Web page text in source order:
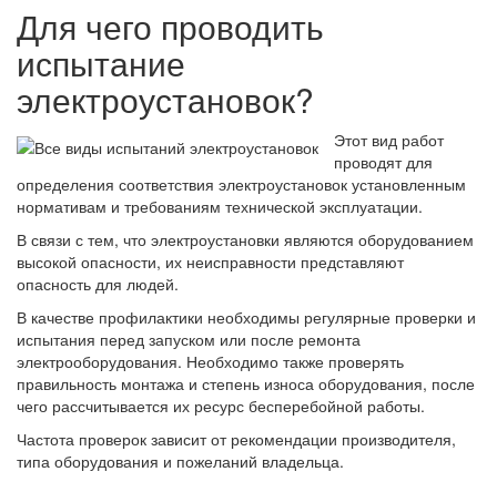
Для чего проводить
испытание
электроустановок?
Этот вид работ
проводят для
определения соответствия электроустановок установленным
нормативам и требованиям технической эксплуатации.
В связи с тем, что электроустановки являются оборудованием
высокой опасности, их неисправности представляют
опасность для людей.
В качестве профилактики необходимы регулярные проверки и
испытания перед запуском или после ремонта
электрооборудования. Необходимо также проверять
правильность монтажа и степень износа оборудования, после
чего рассчитывается их ресурс бесперебойной работы.
Частота проверок зависит от рекомендации производителя,
типа оборудования и пожеланий владельца.